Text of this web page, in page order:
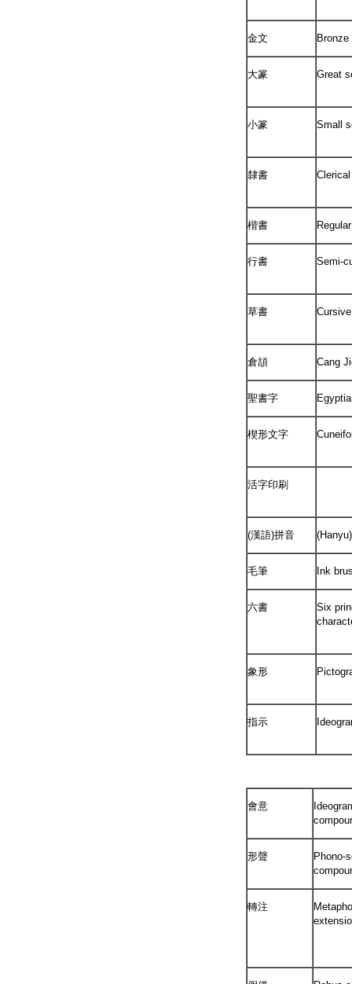
金文
大篆 Great
小篆 Small
隸書
楷書
行書 Semi-
草書
倉頡 Cang
聖書字
楔形文字
活字印刷
(漢語)拼音
毛筆 Ink
六書
Six
象形
指示
會意
形聲
Phono-
轉注